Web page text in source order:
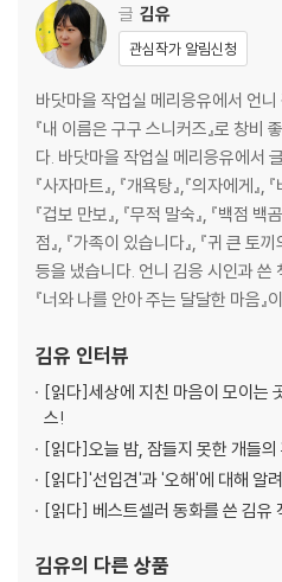
글 김유
관심작가 알림신청
바닷마을 작업실 메리응유에서 언
『내 이름은 구구 스니커즈』로 창비
다. 바닷마을 작업실 메리응유에서
『사자마트』, 『개욕탕』,『의자에게』
『겁보 만보』, 『무적 말숙』, 『백점
점』, 『가족이 있습니다』, 『귀 큰 토
등을 냈습니다. 언니 김응 시인과 쓴
『너와 나를 안아 주는 달달한 마음』
김유 인터뷰
[읽다]세상에 지친 마음이 모이는
스!
[읽다]오늘 밤, 잠들지 못한 개들의
[읽다]'선입견'과 '오해'에 대해 알려
[읽다] 베스트셀러 동화를 쓴 김유
김유의 다른 상품